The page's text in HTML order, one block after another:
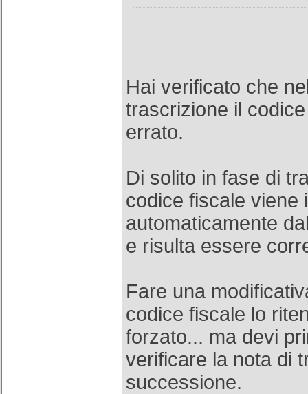
Hai verificato che
trascrizione il
errato.
Di solito in fase di
codice fiscale viene
automaticamente
e risulta essere
Fare una
codice fiscale lo
forzato... ma devi
verificare la nota di
successione.